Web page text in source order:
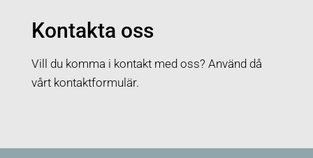
Kontakta oss
Vill du komma i kontakt med oss? Använd då
vårt kontaktformulär.